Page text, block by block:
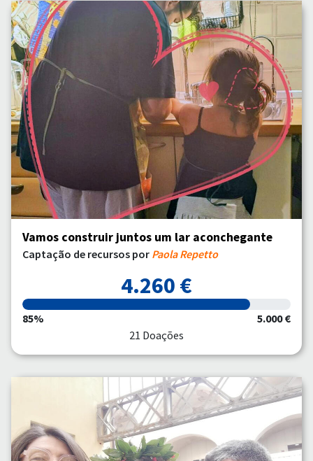
Vamos construir juntos um lar aconchegante
Captação de recursos por Paola Repetto
4.260 €
85%
5.000 €
21 Doações